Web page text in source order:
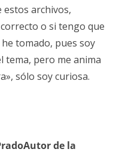
estos archivos,
o si tengo que
tomado, pues soy
tema, pero me anima
sólo soy curiosa.
Autor de la